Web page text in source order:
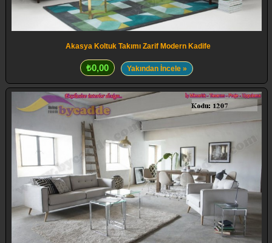
Akasya Koltuk Takımı Zarif Modern Kadife
₺0,00 Yakından İncele »